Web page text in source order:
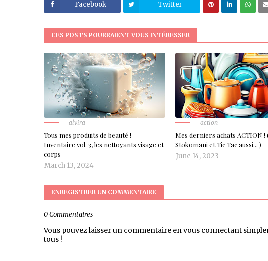
Facebook Twitter
CES POSTS POURRAIENT VOUS INTÉRESSER
alvira
Tous mes produits de beauté ! -
Inventaire vol. 3, les nettoyants visage et
corps
March 13, 2024
action
Mes derniers achats ACTION !
Stokomani et Tic Tac aussi... )
June 14, 2023
ENREGISTRER UN COMMENTAIRE
0 Commentaires
Vous pouvez laisser un commentaire en vous connectant
tous !